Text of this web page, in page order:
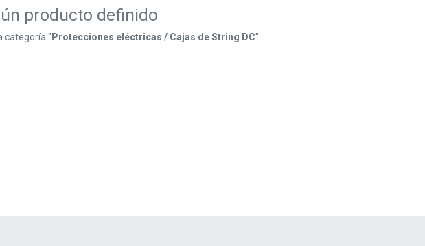
producto definido
categoría " Protecciones eléctricas / Cajas de String DC".